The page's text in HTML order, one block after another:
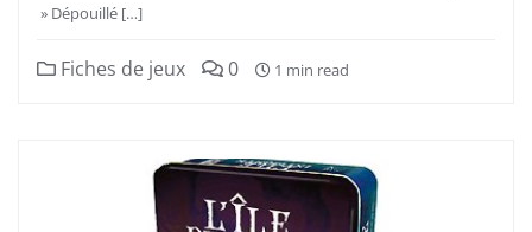
» Dépouillé […]
Fiches de jeux 0 1 min read